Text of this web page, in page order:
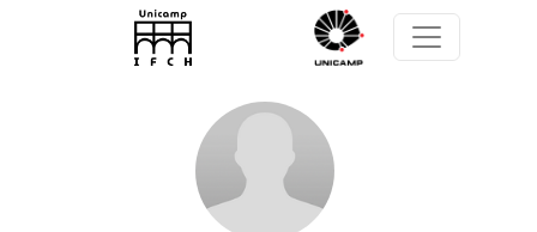
Pular para o conteúdo principal